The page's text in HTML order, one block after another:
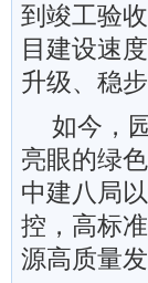
到竣工验
目建设速
升级、稳
如今，
亮眼的绿
中建八局
控，高标
源高质量发